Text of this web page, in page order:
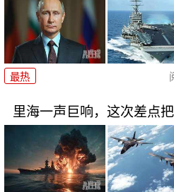
最热
里海一声巨响，这次差点